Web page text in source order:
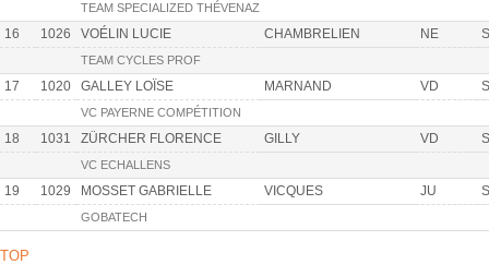
TEAM SPECIALIZED THÉVENAZ
16 1026 VOÉLIN LUCIE CHAMBRELIEN NE
TEAM CYCLES PROF
17 1020 GALLEY LOÏSE MARNAND VD
VC PAYERNE COMPÉTITION
18 1031 ZÜRCHER FLORENCE GILLY VD
VC ECHALLENS
19 1029 MOSSET GABRIELLE VICQUES JU
GOBATECH
TOP